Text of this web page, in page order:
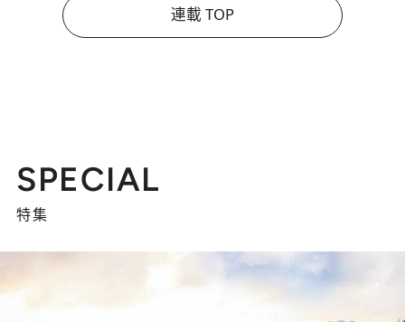
連載 TOP
SPECIAL
特集